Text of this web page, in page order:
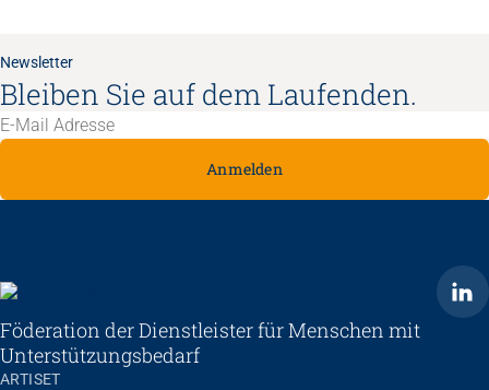
Newsletter
Bleiben Sie auf dem Laufenden.
Anmelden
ARTISET
Föderation der Dienstleister für Menschen mit
Unterstützungsbedarf
ARTISET